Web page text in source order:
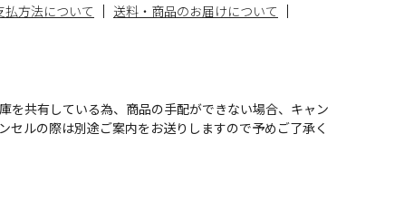
払方法について
送料・商品のお届けについて
を共有している為、商品の手配ができない場合、キャン
セルの際は別途ご案内をお送りしますので予めご了承く